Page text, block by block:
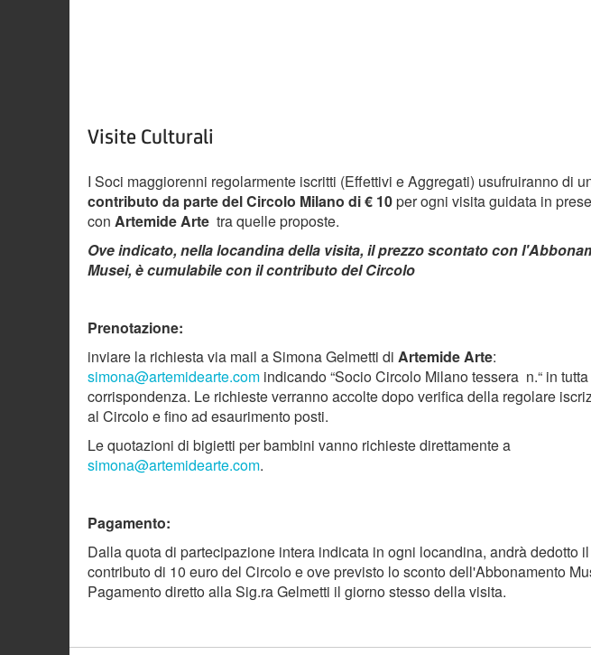
Visite Culturali
I Soci maggiorenni regolarmente iscritti (Effettivi e Aggregati) usufruiranno di
contributo da parte del Circolo Milano di € 10per ogni visita guidata in
con Artemide Arte tra quelle proposte.
Ove indicato, nella locandina della visita, il prezzo scontato con
Musei, è cumulabile con il contributo del Circolo
Prenotazione:
inviare la richiesta via mail a Simona Gelmetti di Artemide Arte:
simona@artemidearte.com indicando “Socio Circolo Milano tessera n.“ in
corrispondenza. Le richieste verranno accolte dopo verifica della regolare
al Circolo e fino ad esaurimento posti.
Le quotazioni di bigietti per bambini vanno richieste direttamente a
simona@artemidearte.com.
Pagamento:
Dalla quota di partecipazione intera indicata in ogni locandina, andrà dedotto il
contributo di 10 euro del Circolo e ove previsto lo sconto dell'Abbonamento
Pagamento diretto alla Sig.ra Gelmetti il giorno stesso della visita.